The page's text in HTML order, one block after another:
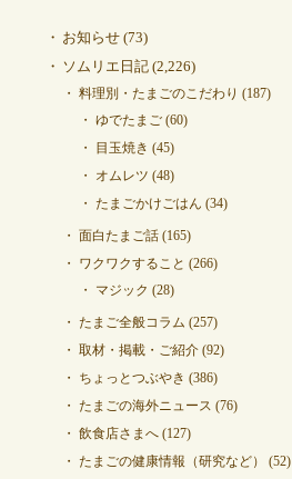
お知らせ(73)
ソムリエ日記(2,226)
料理別・たまごのこだわり (187)
ゆでたまご(60)
目玉焼き (45)
オムレツ (48)
たまごかけごはん (34)
面白たまご話(165)
ワクワクすること (266)
マジック (28)
たまご全般コラム (257)
取材・掲載・ご紹介(92)
ちょっとつぶやき (386)
たまごの海外ニュース (76)
飲食店さまへ(127)
たまごの健康情報（研究など）
(52)